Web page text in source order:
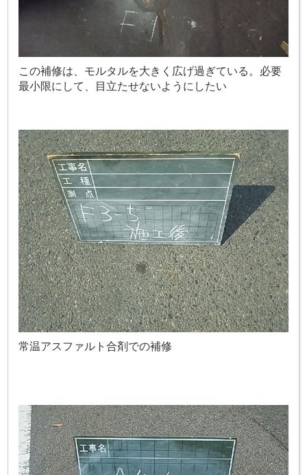
この補修は、モルタルを大きく広げ過ぎている。必要
最小限にして、目立たせないようにしたい
常温アスファルト合剤での補修